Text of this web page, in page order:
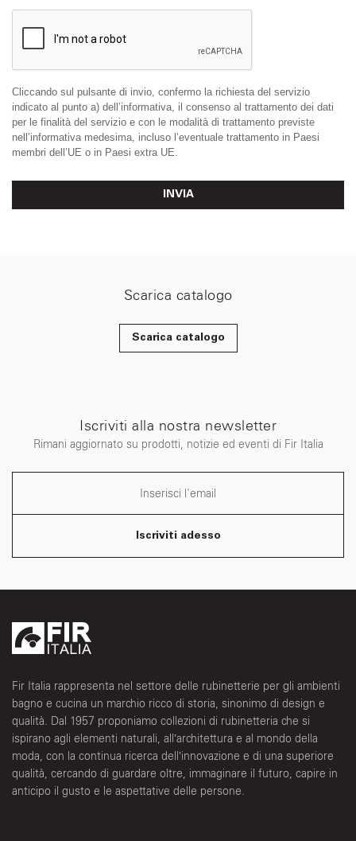
Cliccando sul pulsante di invio, confermo la richiesta del servizio
indicato al punto a) dell’informativa, il consenso al trattamento dei dati
per le finalità del servizio e con le modalità di trattamento previste
nell’informativa medesima, incluso l’eventuale trattamento in Paesi
membri dell’UE o in Paesi extra UE.
INVIA
Scarica catalogo
Scarica catalogo
Iscriviti alla nostra newsletter
Rimani aggiornato su prodotti, notizie ed eventi di Fir Italia
Iscriviti adesso
Fir Italia rappresenta nel settore delle rubinetterie per gli ambienti
bagno e cucina un marchio ricco di storia, sinonimo di design e
qualità. Dal 1957 proponiamo collezioni di rubinetteria che si
ispirano agli elementi naturali, all’architettura e al mondo della
moda, con la continua ricerca dell’innovazione e di una superiore
qualità, cercando di guardare oltre, immaginare il futuro, capire in
anticipo il gusto e le aspettative delle persone.